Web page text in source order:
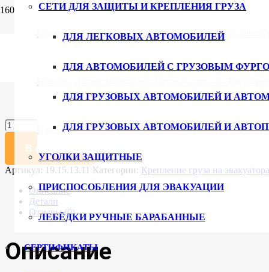
ВладивостокВолгоградВоронежЕкатеринбург
Новгород
ПетербургУльяновскУфаХабаровскЧебоксары
СЕТИ ДЛЯ ЗАЩИТЫ И КРЕПЛЕНИЯ ГРУЗА
ДЛЯ ЛЕГКОВЫХ АВТОМОБИЛЕЙ
ДЛЯ АВТОМОБИЛЕЙ С ГРУЗОВЫМ
ДЛЯ ГРУЗОВЫХ АВТОМОБИЛЕЙ И
ДЛЯ ГРУЗОВЫХ АВТОМОБИЛЕЙ И
УГОЛКИ ЗАЩИТНЫЕ
ПРИСПОСОБЛЕНИЯ ДЛЯ ЭВАКУАЦИИ
ЛЕБЁДКИ РУЧНЫЕ БАРАБАННЫЕ
СЕРТИФИКАТЫ
Количество
товара
Строп
многопетлевой
для
эвакуатора
19.15.13.11
В корзину
Артикул: 19.15.13.11 Категории: Крепление груза на
Описание
Детали
Отзывы (0)
Описание